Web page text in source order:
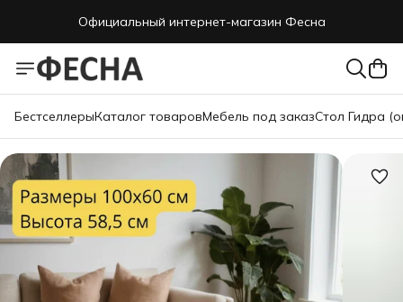
Официальный интернет-магазин Фесна
БестселлерыКаталог товаровМебель под заказСтол Гидра